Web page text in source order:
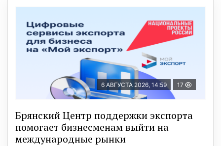
6 АВГУСТА 2026, 14:59 17
Брянский Центр поддержки экспорта
помогает бизнесменам выйти на
международные рынки